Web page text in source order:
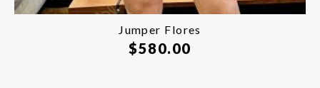
Jumper Flores
$580.00